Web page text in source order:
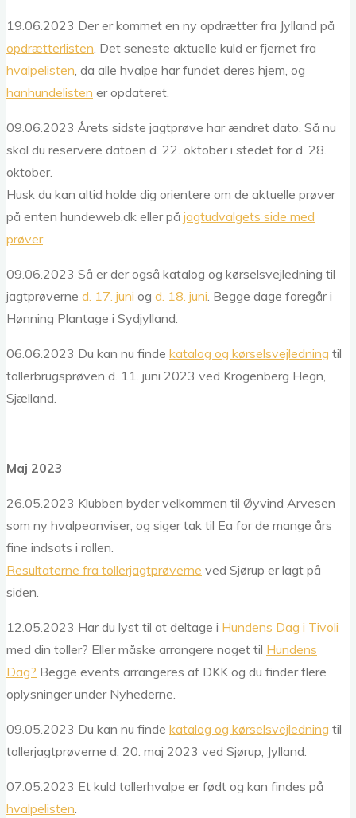
19.06.2023 Der er kommet en ny opdrætter fra Jylland på
opdrætterlisten. Det seneste aktuelle kuld er fjernet fra
hvalpelisten, da alle hvalpe har fundet deres hjem, og
hanhundelisten er opdateret.
09.06.2023 Årets sidste jagtprøve har ændret dato. Så nu
skal du reservere datoen d. 22. oktober i stedet for d. 28.
oktober.
Husk du kan altid holde dig orientere om de aktuelle prøver
på enten hundeweb.dk eller på jagtudvalgets side med
prøver.
09.06.2023 Så er der også katalog og kørselsvejledning til
jagtprøverne d. 17. juni og d. 18. juni. Begge dage foregår i
Hønning Plantage i Sydjylland.
06.06.2023 Du kan nu finde katalog og kørselsvejledning til
tollerbrugsprøven d. 11. juni 2023 ved Krogenberg Hegn,
Sjælland.
Maj 2023
26.05.2023 Klubben byder velkommen til Øyvind Arvesen
som ny hvalpeanviser, og siger tak til Ea for de mange års
fine indsats i rollen.
Resultaterne fra tollerjagtprøverne ved Sjørup er lagt på
siden.
12.05.2023 Har du lyst til at deltage i Hundens Dag i Tivoli
med din toller? Eller måske arrangere noget til Hundens
Dag? Begge events arrangeres af DKK og du finder flere
oplysninger under Nyhederne.
09.05.2023 Du kan nu finde katalog og kørselsvejledning til
tollerjagtprøverne d. 20. maj 2023 ved Sjørup, Jylland.
07.05.2023 Et kuld tollerhvalpe er født og kan findes på
hvalpelisten.